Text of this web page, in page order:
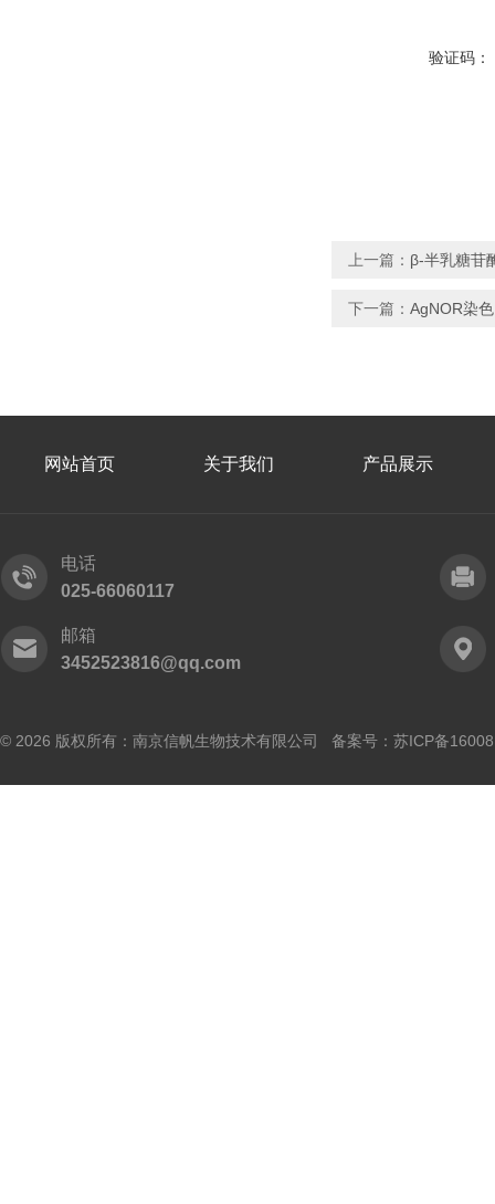
验证码：
上一篇： β-半乳糖苷
下一篇： AgNOR染色
网站首页 关于我们 产品展示
电话
025-66060117
邮箱
3452523816@qq.com
© 2026 版权所有：南京信帆生物技术有限公司 备案号： 苏ICP备